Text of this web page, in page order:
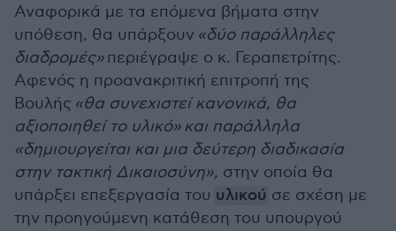
Αναφορικά με τα επόμενα βήματα στην
υπόθεση, θα υπάρξουν «δύο παράλληλες
διαδρομές»περιέγραψε ο κ. Γεραπετρίτης.
Αφενός η προανακριτική επιτροπή της
Βουλής «θα συνεχιστεί κανονικά, θα
αξιοποιηθεί το υλικό»και παράλληλα
«δημιουργείται και μια δεύτερη διαδικασία
στην τακτική Δικαιοσύνη», στην οποία θα
υπάρξει επεξεργασία του υλικού σε σχέση με
την προηγούμενη κατάθεση του υπουργού